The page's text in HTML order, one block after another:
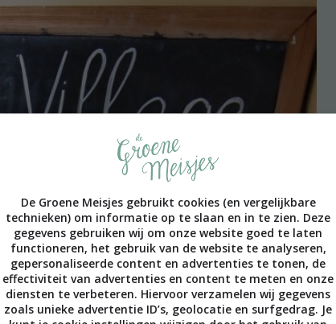
De Groene Meisjes gebruikt cookies (en vergelijkbare
technieken) om informatie op te slaan en in te zien. Deze
gegevens gebruiken wij om onze website goed te laten
functioneren, het gebruik van de website te analyseren,
gepersonaliseerde content en advertenties te tonen, de
effectiviteit van advertenties en content te meten en onze
diensten te verbeteren. Hiervoor verzamelen wij gegevens
zoals unieke advertentie ID’s, geolocatie en surfgedrag. Je